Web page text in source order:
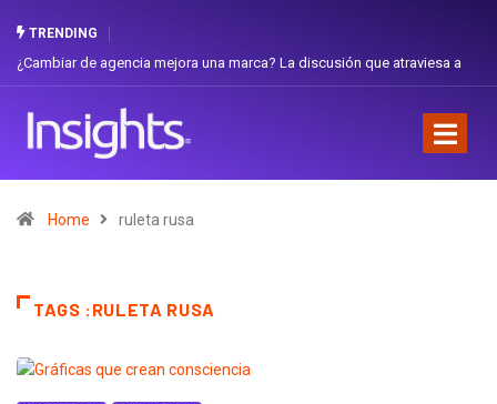
TRENDING
¿Cambiar de agencia mejora una marca? La discusión que atraviesa a
Home ruleta rusa
TAGS :RULETA RUSA